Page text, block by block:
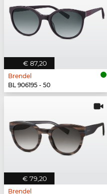
€ 87,20
Brendel
BL 906195 - 50
€ 79,20
Brendel